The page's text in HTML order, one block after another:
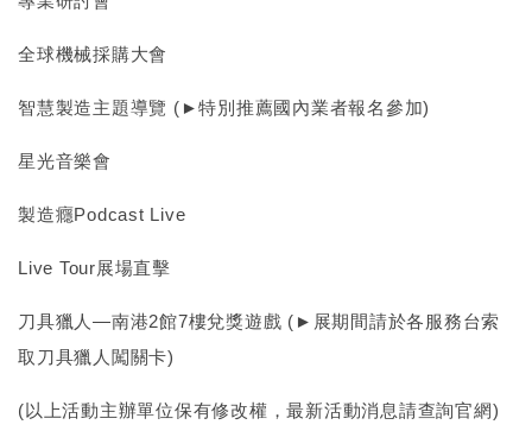
全球機械採購大會
智慧製造主題導覽 (►特別推薦國內業者報名參加)
星光音樂會
製造癮Podcast Live
Live Tour展場直擊
刀具獵人—南港2館7樓兌獎遊戲 (►展期間請於各服務台索
取刀具獵人闖關卡)
(以上活動主辦單位保有修改權，最新活動消息請查詢官網)